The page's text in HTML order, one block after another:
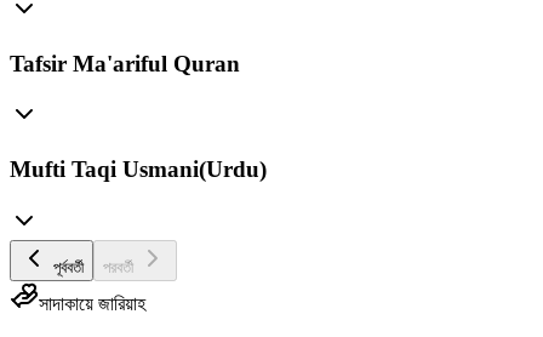
Tafsir Ma'ariful Quran
Mufti Taqi Usmani(Urdu)
পূর্ববর্তী পরবর্তী
সাদাকায়ে জারিয়াহ